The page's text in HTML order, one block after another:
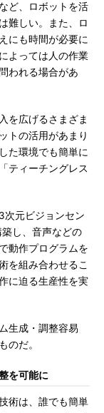
ど、ロボットを活
難しい。また、ロ
にも時間が必要に
よっては人の作業
われる場合があ
を広げるさまざま
トの活用があまり
た環境でも簡単に
ティーチングレス
元ビジョンセン
し、音声などの
動作プログラムを
を組み合わせるこ
に迫る生産性を実
生成・調整容易
のだ。
を可能に
術は、誰でも簡単